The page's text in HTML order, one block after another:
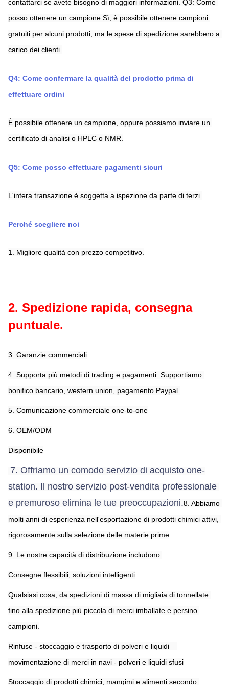
contattarci se avete bisogno di maggiori informazioni. Q3: Come
posso ottenere un campione Sì, è possibile ottenere campioni
gratuiti per alcuni prodotti, ma le spese di spedizione sarebbero a
carico dei clienti.
Q4: Come confermare la qualità del prodotto prima di
effettuare ordini
È possibile ottenere un campione, oppure possiamo inviare un
certificato di analisi o HPLC o NMR.
Q5: Come posso effettuare pagamenti sicuri
L'intera transazione è soggetta a ispezione da parte di terzi.
Perché scegliere noi
1. Migliore qualità con prezzo competitivo.
2. Spedizione rapida, consegna
puntuale.
3. Garanzie commerciali
4. Supporta più metodi di trading e pagamenti. Supportiamo
bonifico bancario, western union, pagamento Paypal.
5. Comunicazione commerciale one-to-one
6. OEM/ODM
Disponibile
.7. Offriamo un comodo servizio di acquisto one-
station. Il nostro servizio post-vendita professionale
e premuroso elimina le tue preoccupazioni.8. Abbiamo
molti anni di esperienza nell'esportazione di prodotti chimici attivi,
rigorosamente sulla selezione delle materie prime
9. Le nostre capacità di distribuzione includono:
Consegne flessibili, soluzioni intelligenti
Qualsiasi cosa, da spedizioni di massa di migliaia di tonnellate
fino alla spedizione più piccola di merci imballate e persino
campioni.
Rinfuse - stoccaggio e trasporto di polveri e liquidi –
movimentazione di merci in navi - polveri e liquidi sfusi
Stoccaggio di prodotti chimici, mangimi e alimenti secondo